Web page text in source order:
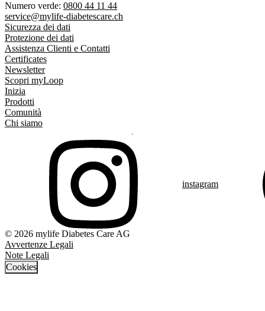
Numero verde: 0800 44 11 44
service@mylife-diabetescare.ch
Sicurezza dei dati
Protezione dei dati
Assistenza Clienti e Contatti
Certificates
Newsletter
Scopri myLoop
Inizia
Prodotti
Comunità
Chi siamo
instagram
© 2026 mylife Diabetes Care AG
Avvertenze Legali
Note Legali
Cookies